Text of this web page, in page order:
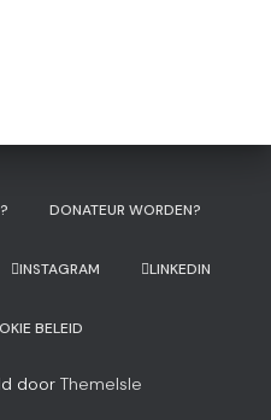
DONATEUR WORDEN?
INSTAGRAM LINKEDIN
BELEID
door ThemeIsle